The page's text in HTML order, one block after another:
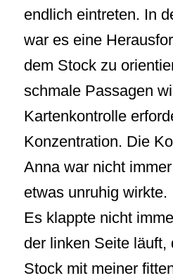
endlich eintreten. In
war es eine
dem Stock zu
schmale Passagen
Kartenkontrolle
Konzentration. Die
Anna war nicht
etwas unruhig wirkte.
Es klappte nicht
der linken Seite läuft,
Stock mit meiner